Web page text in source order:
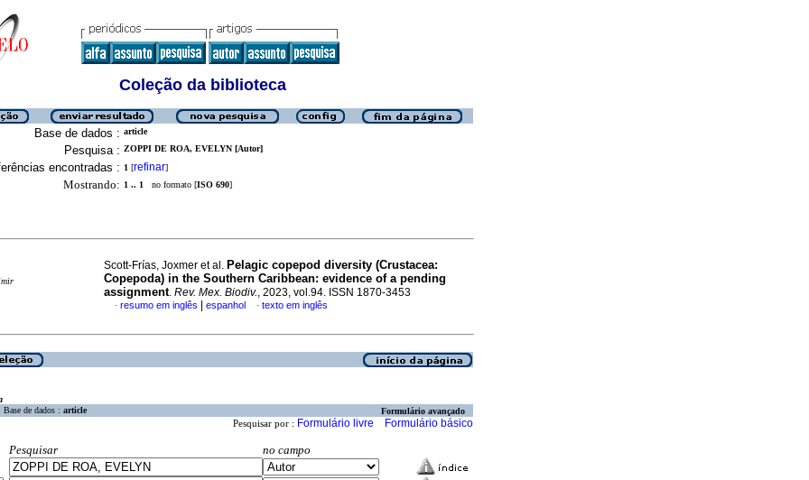
Coleção da biblioteca
Base de dados : article
Pesquisa : ZOPPI DE ROA, EVELYN [Autor]
encontradas : 1 [refinar]
Mostrando: 1 .. 1 no formato [ISO 690]
Scott-Frías, Joxmer et al. Pelagic copepod diversity (Crustacea:
Copepoda) in the Southern Caribbean: evidence of a pending
assignment. Rev. Mex. Biodiv., 2023, vol.94. ISSN 1870-3453
· resumo em inglês espanhol · texto em inglês
Base de dados : article Formulário avançado
Pesquisar por : Formulário livre Formulário básico
Pesquisar
no campo